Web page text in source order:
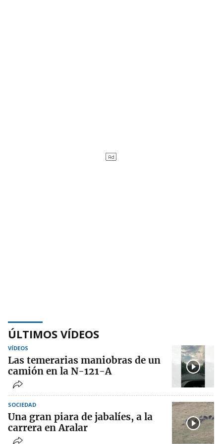
ÚLTIMOS VÍDEOS
VÍDEOS
Las temerarias maniobras de un
camión en la N-121-A
SOCIEDAD
Una gran piara de jabalíes, a la
carrera en Aralar